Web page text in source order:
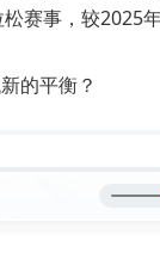
赛事，较
的平衡？